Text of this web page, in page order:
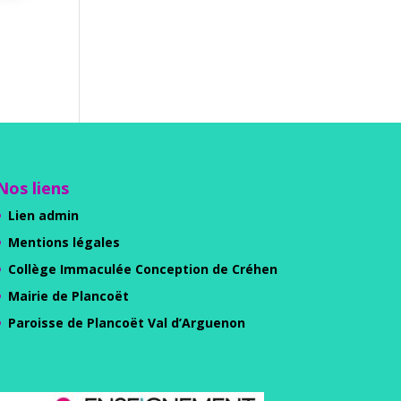
liens
Lien admin
Mentions légales
Collège Immaculée Conception de Créhen
Mairie de Plancoët
Paroisse de Plancoët Val d’Arguenon